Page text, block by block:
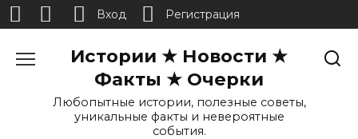
Истории ★ Новости ★
Факты ★ Очерки
Любопытные истории, полезные советы,
уникальные факты и невероятные
события.
Вход Регистрация